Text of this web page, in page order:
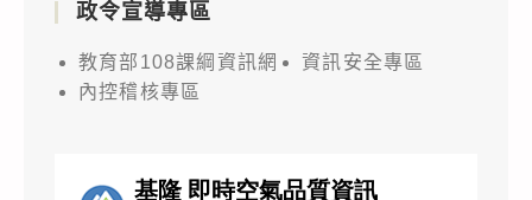
政令宣導專區
教育部108課綱資訊網
資訊安全專區
內控稽核專區